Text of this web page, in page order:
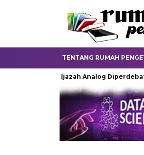
TENTANG RUMAH
Ketika Ijazah Analog Diperdebatkan di